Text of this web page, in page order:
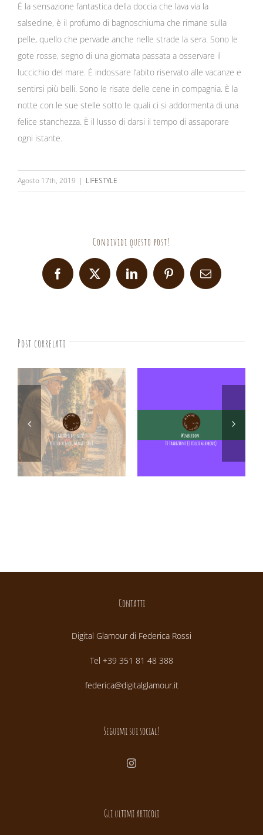
È la sensazione fantastica della doccia che lava via la
salsedine, è il profumo di bagnoschiuma che rimane sulla
pelle, quello che pervade anche nelle strade la sera. Sono le
gote rosse, segno di una giornata passata a osservare il
luccichio del mare. È indossare l’abito riservato alle vacanze e
sentirsi più belli. Sono le risate delle cene in compagnia. È la
notte con le sue stelle sotto le quali ci si addormenta di una
felice stanchezza. È il lusso di darsi il tempo di assaporare
ogni istante.
Agosto 17th, 2019 | LIFESTYLE
Condividi questo post!
Facebook
X LinkedInPinterestEmail
Post correlati
Contatti
Digital Glamour di Federica Rossi
Tel +39 351 81 48 388
federica@digitalglamour.it
Seguimi sui social!
Gli ultimi articoli